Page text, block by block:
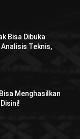
Bisa Dibuka
Teknis,
Menghasilkan